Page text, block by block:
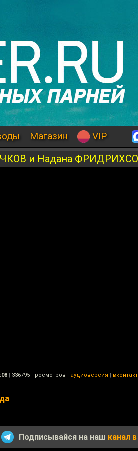
Магазин VIP
и Надана
| 336795 просмотров | аудиоверсия |
Подписывайся на наш канал